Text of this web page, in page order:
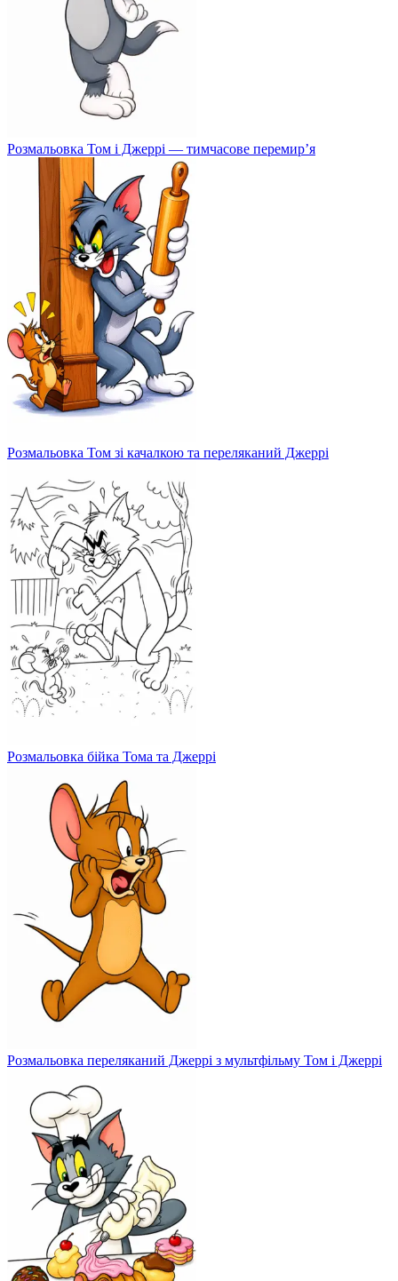
Розмальовка Том і Джеррі — тимчасове перемир’я
Розмальовка Том зі качалкою та переляканий Джеррі
Розмальовка бійка Тома та Джеррі
Розмальовка переляканий Джеррі з мультфільму Том і Джеррі